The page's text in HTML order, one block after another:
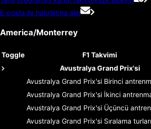
E-posta ile hatırlatma alın
America/Monterrey
Toggle F1 Takvimi
Avustralya Grand Prix'si
Avustralya Grand Prix'si Birinci
Avustralya Grand Prix'si İkinci
Avustralya Grand Prix'si Üçüncü
Avustralya Grand Prix'si Sıralama turları